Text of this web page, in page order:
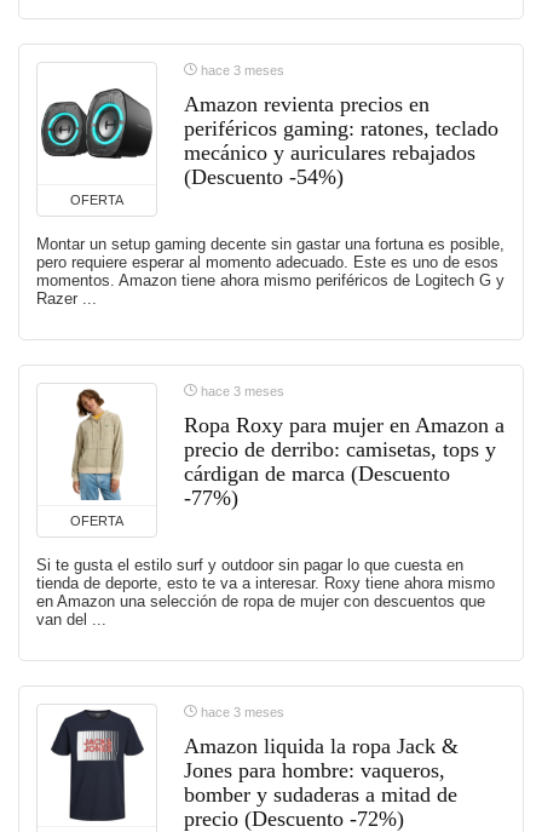
OFERTA
hace 3 meses
Amazon revienta precios en
periféricos gaming: ratones, teclado
mecánico y auriculares rebajados
(Descuento -54%)
Montar un setup gaming decente sin gastar una fortuna es posible,
pero requiere esperar al momento adecuado. Este es uno de esos
momentos. Amazon tiene ahora mismo periféricos de Logitech G y
Razer ...
OFERTA
hace 3 meses
Ropa Roxy para mujer en Amazon a
precio de derribo: camisetas, tops y
cárdigan de marca (Descuento
-77%)
Si te gusta el estilo surf y outdoor sin pagar lo que cuesta en
tienda de deporte, esto te va a interesar. Roxy tiene ahora mismo
en Amazon una selección de ropa de mujer con descuentos que
van del ...
hace 3 meses
Amazon liquida la ropa Jack &
Jones para hombre: vaqueros,
bomber y sudaderas a mitad de
precio (Descuento -72%)